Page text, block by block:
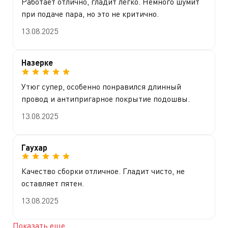
при подаче пара, но это не критично.
13.08.2025
Назерке
Утюг супер, особенно понравился длинный
провод и антипригарное покрытие подошвы.
13.08.2025
Гаухар
Качество сборки отличное. Гладит чисто, не
оставляет пятен.
13.08.2025
Показать еще